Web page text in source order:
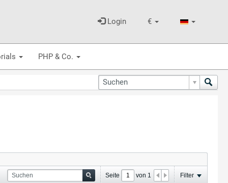
€
Login
PHP & Co.
Seite von 1 Filter